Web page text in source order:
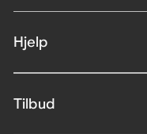
Hjelp
Tilbud